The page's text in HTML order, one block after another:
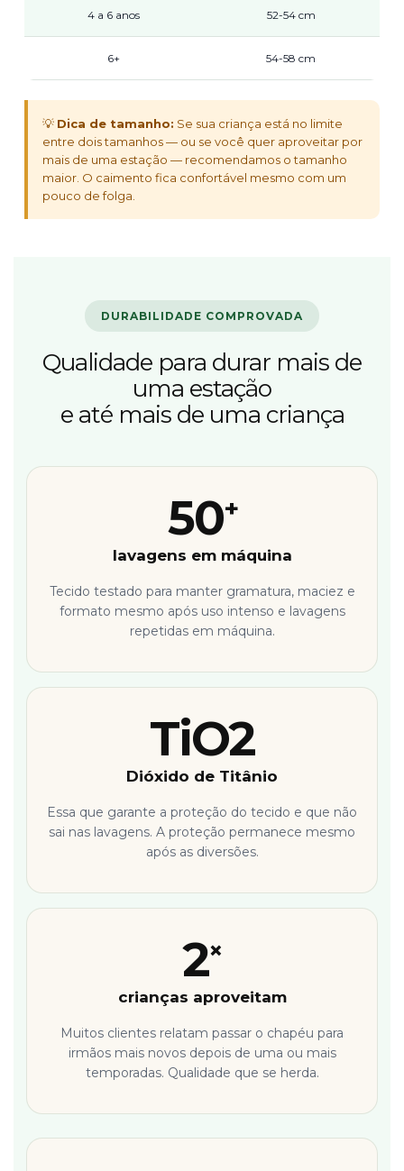
4 a 6 anos 52-54 cm
6+ 54-58 cm
💡 Dica de tamanho: Se sua criança está no limite
entre dois tamanhos — ou se você quer aproveitar por
mais de uma estação — recomendamos o tamanho
maior. O caimento fica confortável mesmo com um
pouco de folga.
DURABILIDADE COMPROVADA
Qualidade para durar mais de
uma estação
e até mais de uma criança
50+
lavagens em máquina
Tecido testado para manter gramatura, maciez e
formato mesmo após uso intenso e lavagens
repetidas em máquina.
TiO2
Dióxido de Titânio
Essa que garante a proteção do tecido e que não
sai nas lavagens. A proteção permanece mesmo
após as diversões.
2×
crianças aproveitam
Muitos clientes relatam passar o chapéu para
irmãos mais novos depois de uma ou mais
temporadas. Qualidade que se herda.